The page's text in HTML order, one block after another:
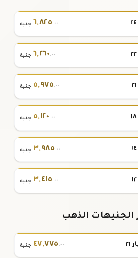
٦,٨٢٥.٠٠ جنية
٦,٢٦٠.٠٠ جنية
٥,٩٧٥.٠٠ جنية
٥,١٢٠.٠٠ جنية
٣,٩٨٥.٠٠ جنية
٣,٤١٥.٠٠ جنية
الجنيهات الذهب
٤٧,٧٧٥ .٠٠ جنية